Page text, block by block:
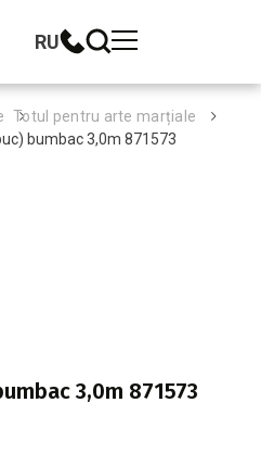
RU
Totul pentru arte marțiale
bumbac 3,0m 871573
3,0m 871573